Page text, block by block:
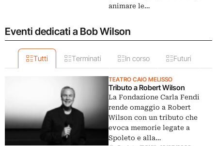
animare le…
Eventi dedicati a Bob Wilson
Tutti Terminati In corso Futuri
TEATRO CAIO MELISSO
Tributo a Robert Wilson
La Fondazione Carla Fendi
rende omaggio a Robert
Wilson con un tributo che
evoca memorie legate a
Spoleto e alla…